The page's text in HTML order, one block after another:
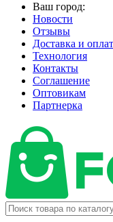
Ваш город:
Новости
Отзывы
Доставка и
Технология
Контакты
Соглашение
Оптовикам
Партнерка